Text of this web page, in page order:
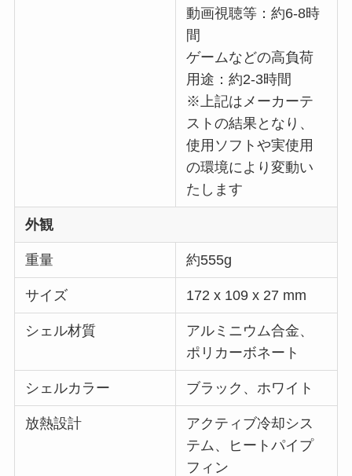
動画視聴等：約6-8時
間
ゲームなどの高負荷
用途：約2-3時間
※上記はメーカーテ
ストの結果となり、
使用ソフトや実使用
の環境により変動い
たします
外観
重量 約555g
サイズ 172 x 109 x 27 mm
シェル材質
アルミニウム合金、
ポリカーボネート
シェルカラー ブラック、ホワイト
放熱設計
アクティブ冷却シス
テム、ヒートパイプ
フィン